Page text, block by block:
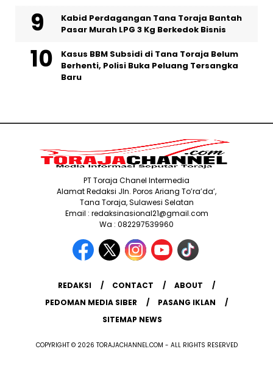
Kabid Perdagangan Tana Toraja Bantah
Pasar Murah LPG 3 Kg Berkedok Bisnis
Kasus BBM Subsidi di Tana Toraja Belum
Berhenti, Polisi Buka Peluang Tersangka
Baru
PT Toraja Chanel Intermedia
Alamat Redaksi Jln. Poros Ariang To’ra’da’,
Tana Toraja, Sulawesi Selatan
Email : redaksinasional21@gmail.com
Wa : 082297539960
REDAKSI CONTACT
ABOUT
PEDOMAN MEDIA SIBER
PASANG IKLAN
SITEMAP NEWS
COPYRIGHT © 2026 TORAJACHANNEL.COM - ALL RIGHTS RESERVED